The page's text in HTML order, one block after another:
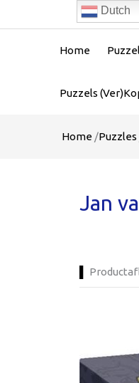
Home
Puzzels
Home /Puzzles
Jan
Dutch